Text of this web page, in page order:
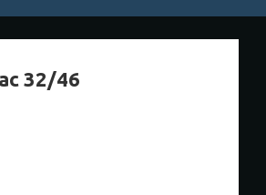
32/46